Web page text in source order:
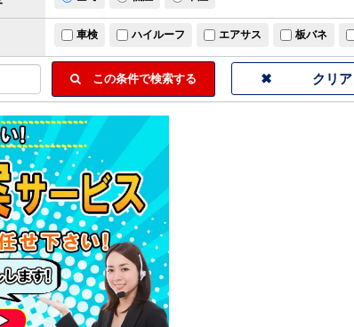
この条件で検索する
車検 ハイルーフ エアサス 板バネ